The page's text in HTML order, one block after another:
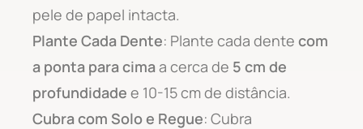
pele de papel intacta.
Plante Cada Dente: Plante cada dente com
a ponta para cima a cerca de 5 cm de
profundidade e 10-15 cm de distância.
Cubra com Solo e Regue: Cubra